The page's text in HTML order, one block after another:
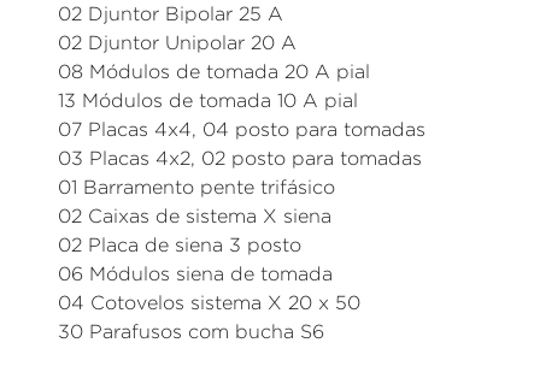
02 Djuntor Bipolar 25 A
02 Djuntor Unipolar 20 A
08 Módulos de tomada 20 A pial
13 Módulos de tomada 10 A pial
07 Placas 4x4, 04 posto para tomadas
03 Placas 4x2, 02 posto para tomadas
01 Barramento pente trifásico
02 Caixas de sistema X siena
02 Placa de siena 3 posto
06 Módulos siena de tomada
04 Cotovelos sistema X 20 x 50
30 Parafusos com bucha S6